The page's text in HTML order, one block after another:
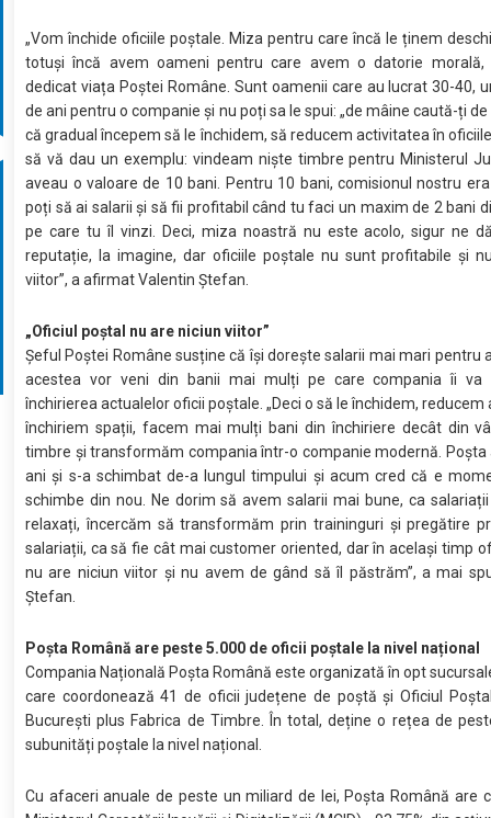
„Vom închide oficiile poștale. Miza pentru care încă le ținem
totuși încă avem oameni pentru care avem o datorie morală,
dedicat viața Poștei Române. Sunt oamenii care au lucrat 30-40,
de ani pentru o companie și nu poți sa le spui: „de mâine caută-ți de
că gradual începem să le închidem, să reducem activitatea în
să vă dau un exemplu: vindeam niște timbre pentru Ministerul
aveau o valoare de 10 bani. Pentru 10 bani, comisionul nostru era
poți să ai salarii și să fii profitabil când tu faci un maxim de 2 bani
pe care tu îl vinzi. Deci, miza noastră nu este acolo, sigur ne
reputație, la imagine, dar oficiile poștale nu sunt profitabile și
viitor”, a afirmat Valentin Ștefan.
„Oficiul poștal nu are niciun viitor”
Șeful Poștei Române susține că își dorește salarii mai mari pentru
acestea vor veni din banii mai mulți pe care compania îi va
închirierea actualelor oficii poștale. „Deci o să le închidem,
închiriem spații, facem mai mulți bani din închiriere decât din
timbre și transformăm compania într-o companie modernă. Poșta
ani și s-a schimbat de-a lungul timpului și acum cred că e
schimbe din nou. Ne dorim să avem salarii mai bune, ca
relaxați, încercăm să transformăm prin traininguri și pregătire
salariații, ca să fie cât mai customer oriented, dar în același timp
nu are niciun viitor și nu avem de gând să îl păstrăm”, a mai
Ștefan.
Poșta Română are peste 5.000 de oficii poștale la nivel național
Compania Națională Poșta Română este organizată în opt
care coordonează 41 de oficii județene de poștă și Oficiul
București plus Fabrica de Timbre. În total, deține o rețea de
subunități poștale la nivel național.
Cu afaceri anuale de peste un miliard de lei, Poșta Română are